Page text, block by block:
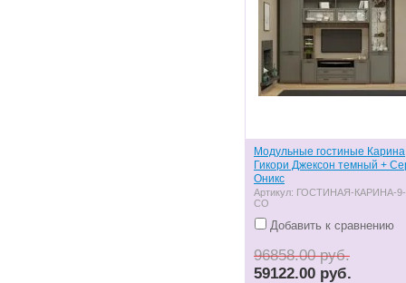
Модульные гостиные Карина
Гикори Джексон темный +
Оникс
Артикул: ГОСТИНАЯ-КАРИНА-
СО
Добавить к сравнению
96858.00 руб.
59122.00 руб.